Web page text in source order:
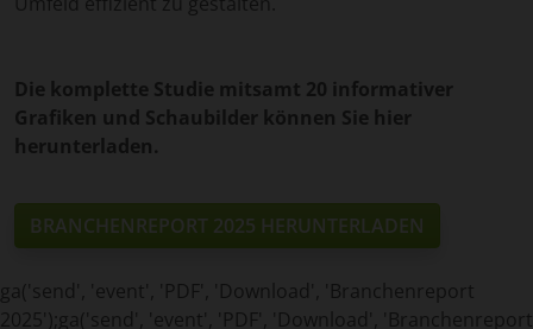
Die komplette Studie mitsamt 20 informativer
Grafiken und Schaubilder können Sie hier
herunterladen.
BRANCHENREPORT 2025 HERUNTERLADEN
ga('send', 'event', 'PDF', 'Download', 'Branchenreport
2025');ga('send', 'event', 'PDF', 'Download', 'Branchenreport